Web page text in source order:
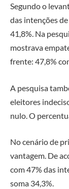
Segundo o
das intenções
41,8%. Na
mostrava
frente: 47,8%
A pesquisa
eleitores
nulo. O
No cenário de
vantagem. De
com 47% das
soma 34,3%.